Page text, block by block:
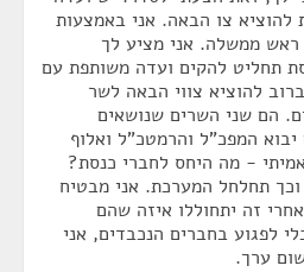
צו הבאה. אני באמצעות
ראש ממשלה. אני מציע לך
תחליט להקים ועדה משותפת עם
להוציא צווי הבאה לשר
הם שני השרים שנושאים
המפכ"ל והרמטכ"ל ואלוף
- מה היחס לחברי כנסת?
תחלחל המערכת. אני מבטיח
זה יתחוללו איזה שהם
לפגוע בחברים הנכבדים, אני
ערך.